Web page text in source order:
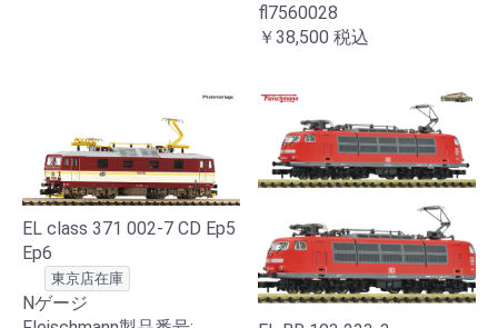
fl7560028
￥38,500 税込
EL class 371 002-7 CD Ep5
Ep6
東京店在庫
Nゲージ